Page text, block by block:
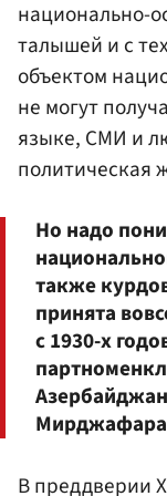
национально-
талышей и с
объектом
не могут
языке, СМИ и
политическая
Но надо
также
принята
с 1930-х
Мирджафара
В преддверии